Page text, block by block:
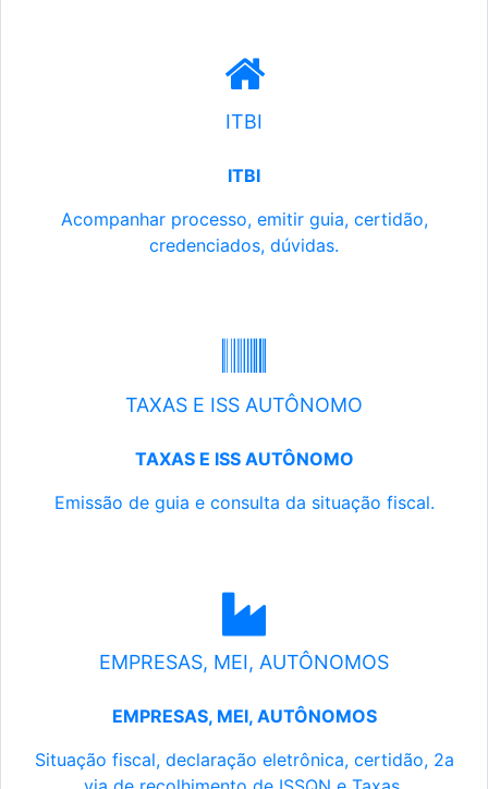
ITBI
ITBI
Acompanhar processo, emitir guia, certidão,
credenciados, dúvidas.
TAXAS E ISS AUTÔNOMO
TAXAS E ISS AUTÔNOMO
Emissão de guia e consulta da situação fiscal.
EMPRESAS, MEI, AUTÔNOMOS
EMPRESAS, MEI, AUTÔNOMOS
Situação fiscal, declaração eletrônica, certidão, 2a